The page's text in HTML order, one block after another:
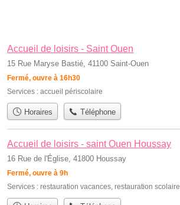
Accueil de loisirs - Saint Ouen
15 Rue Maryse Bastié, 41100 Saint-Ouen
Fermé, ouvre à 16h30
Services : accueil périscolaire
Horaires Téléphone
Accueil de loisirs - saint Ouen Houssay
16 Rue de l'Église, 41800 Houssay
Fermé, ouvre à 9h
Services : restauration vacances restauration scolaire